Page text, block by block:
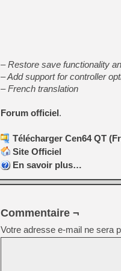
– Restore save functionality
– Add support for controller
– French translation
Forum officiel.
Télécharger Cen64 QT
Site Officiel
En savoir plus…
Commentaire ¬
Votre adresse e-mail ne sera